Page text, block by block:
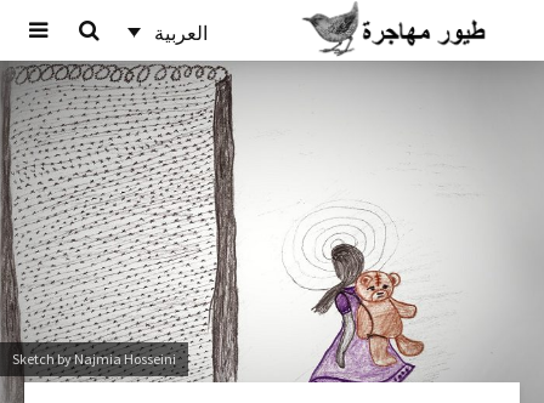
العربية
Sketch by Najmia Hosseini